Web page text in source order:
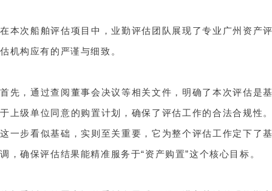
在本次船舶评估项目中，业勤评估团队展现了专业广州资产
估机构应有的严谨与细致。
首先，通过查阅董事会决议等相关文件，明确了本次评估是
于上级单位同意的购置计划，确保了评估工作的合法合规性
这一步看似基础，实则至关重要，它为整个评估工作定下了
调，确保评估结果能精准服务于“资产购置”这个核心目标。